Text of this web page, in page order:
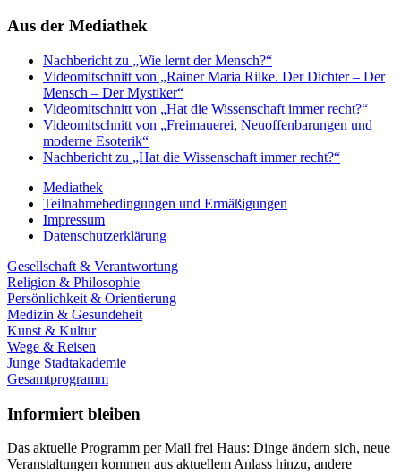
Aus der Mediathek
Nachbericht zu „Wie lernt der Mensch?“
Videomitschnitt von „Rainer Maria Rilke. Der Dichter – Der
Mensch – Der Mystiker“
Videomitschnitt von „Hat die Wissenschaft immer recht?“
Videomitschnitt von „Freimauerei, Neuoffenbarungen und
moderne Esoterik“
Nachbericht zu „Hat die Wissenschaft immer recht?“
Mediathek
Teilnahmebedingungen und Ermäßigungen
Impressum
Datenschutzerklärung
Gesellschaft & Verantwortung
Religion & Philosophie
Persönlichkeit & Orientierung
Medizin & Gesundeheit
Kunst & Kultur
Wege & Reisen
Junge Stadtakademie
Gesamtprogramm
Informiert bleiben
Das aktuelle Programm per Mail frei Haus: Dinge ändern sich, neue
Veranstaltungen kommen aus aktuellem Anlass hinzu, andere